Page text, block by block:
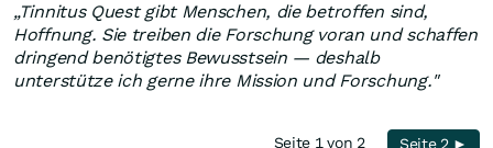
„Tinnitus Quest gibt Menschen, die betroffen sind,
Hoffnung. Sie treiben die Forschung voran und schaffen
dringend benötigtes Bewusstsein — deshalb
unterstütze ich gerne ihre Mission und Forschung."
Seite 1 von 2 Seite 2 ►